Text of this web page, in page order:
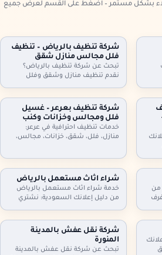
بشكل مستمر – اضغط على القسم لعرض جميع
شركة تنظيف بالرياض – تنظيف
فلل مجالس منازل شقق
تبحث عن شركة تنظيف بالرياض؟
نقدم تنظيف منازل وشقق وفلل
وعقود دورية للمنازل والمكاتب. اطلب
تقييمًا مجانيًا وتفاصيل السعر حسب
المساحة والخدمة.
شركة تنظيف بعرعر – غسيل
فلل ومجالس وخزانات وكنب
خدمات تنظيف احترافية في عرعر:
منازل، فلل، شقق، خزانات، مجالس،
من
شراء اثاث مستعمل بالرياض
خدمة شراء اثاث مستعمل بالرياض
من دليل إعلانك السعودية: نشتري
مكاتب، ومحتويات شقق وفلل كاملة.
معاينة وتقييم عادل، فك ونقل،
واستلام سريع. تواصل الآن.
شركة نقل عفش بالمدينة
المنورة
تبحث عن شركة نقل عفش بالمدينة